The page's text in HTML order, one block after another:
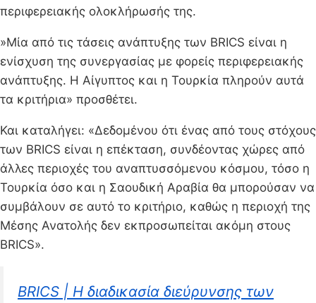
περιφερειακής ολοκλήρωσής της.
»Μία από τις τάσεις ανάπτυξης των BRΙCS είναι η
ενίσχυση της συνεργασίας με φορείς περιφερειακής
ανάπτυξης. Η Αίγυπτος και η Τουρκία πληρούν αυτά
τα κριτήρια» προσθέτει.
Και καταλήγει: «Δεδομένου ότι ένας από τους στόχους
των BRΙCS είναι η επέκταση, συνδέοντας χώρες από
άλλες περιοχές του αναπτυσσόμενου κόσμου, τόσο η
Τουρκία όσο και η Σαουδική Αραβία θα μπορούσαν να
συμβάλουν σε αυτό το κριτήριο, καθώς η περιοχή της
Μέσης Ανατολής δεν εκπροσωπείται ακόμη στους
BRICS».
BRICS | Η διαδικασία διεύρυνσης των